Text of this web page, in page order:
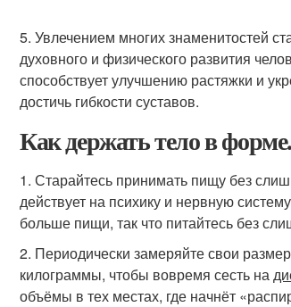
5. Увлечением многих знаменитостей
духовного и физического развития
способствует улучшению растяжки и
достичь гибкости суставов.
Как держать тело в
1. Старайтесь принимать пищу без
действует на психику и нервную
больше пищи, так что питайтесь без
2. Периодически замеряйте свои
килограммы, чтобы вовремя сесть на
объёмы в тех местах, где начнёт